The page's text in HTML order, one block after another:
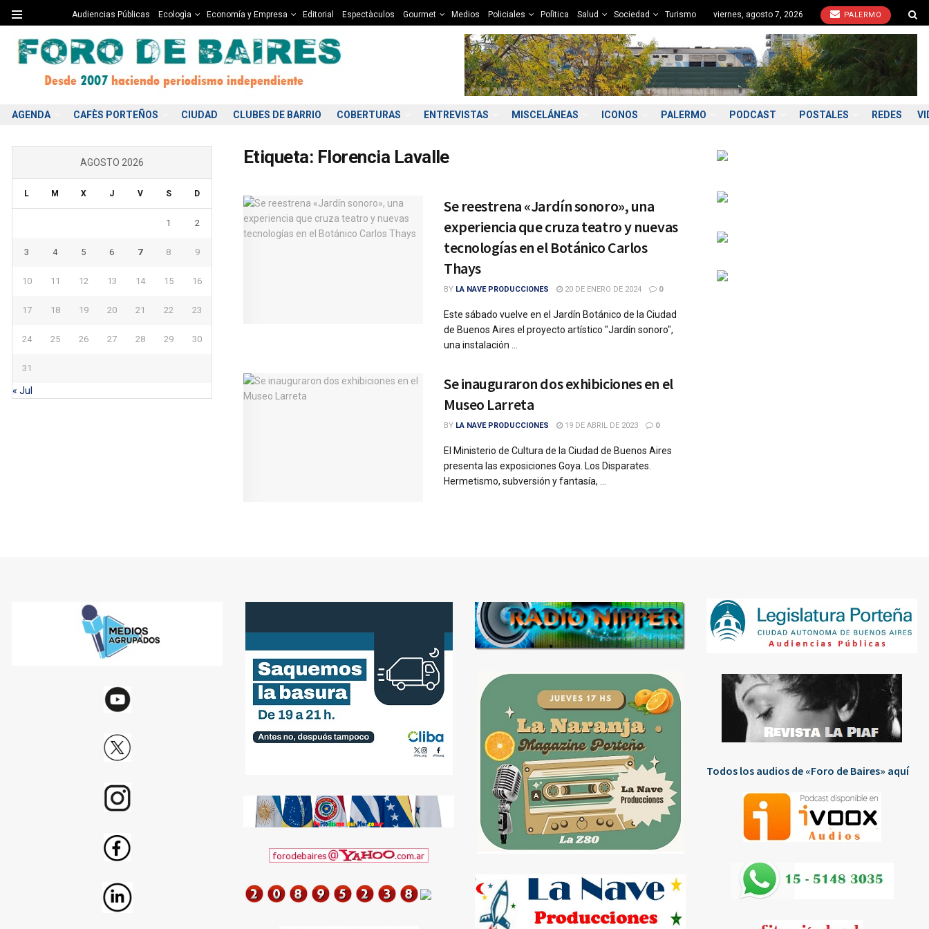
Audiencias Públicas Ecologìa Economía y Empresa Editorial Espectàculos Gourmet Medios Policiales Polìtica Salud Sociedad Turismo viernes, agosto 7, 2026 PALERMO
AGENDA CAFÈS PORTEÑOS CIUDAD CLUBES DE BARRIO COBERTURAS ENTREVISTAS MISCELÁNEAS ICONOS PALERMO PODCAST POSTALES REDES
Etiqueta: Florencia Lavalle
Se reestrena «Jardín sonoro», una
experiencia que cruza teatro y nuevas
tecnologías en el Botánico Carlos
Thays
BY LA NAVE PRODUCCIONES 20 DE ENERO DE 2024 0
Este sábado vuelve en el Jardín Botánico de la Ciudad
de Buenos Aires el proyecto artístico "Jardín sonoro",
una instalación ...
Se inauguraron dos exhibiciones en el
Museo Larreta
BY LA NAVE PRODUCCIONES 19 DE ABRIL DE 2023 0
El Ministerio de Cultura de la Ciudad de Buenos Aires
presenta las exposiciones Goya. Los Disparates.
Hermetismo, subversión y fantasía, ...
AGOSTO 2026
L M X J V S D
1 2
3 4 5 6 7 8 9
10 11 12 13 14 15 16
17 18 19 20 21 22 23
24 25 26 27 28 29 30
31
« Jul
Todos los audios de «Foro de Baires» aquí